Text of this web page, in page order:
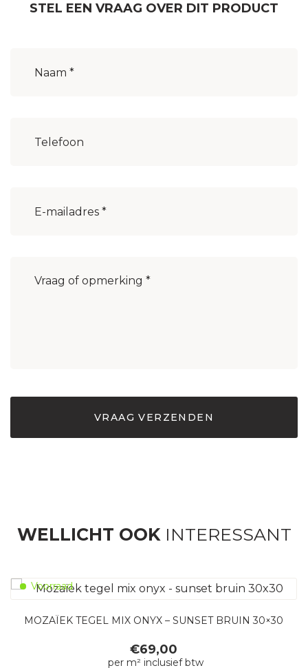
STEL EEN VRAAG OVER DIT PRODUCT
mailadres (Vereist)
WELLICHT OOKINTERESSANT
Voorraad
MOZAÏEK TEGEL MIX ONYX – SUNSET BRUIN 30×30
€69,00
per m² inclusief btw